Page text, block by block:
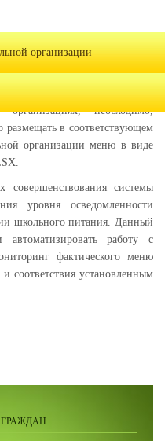
анализа ежедневного меню
программам
в государственных и
организациях, необходимо,
размещать в соответствующем
организации меню в виде
совершенствования системы
уровня осведомленности
школьного питания. Данный
автоматизировать работу с
фактического меню
и соответствия установленным
организации